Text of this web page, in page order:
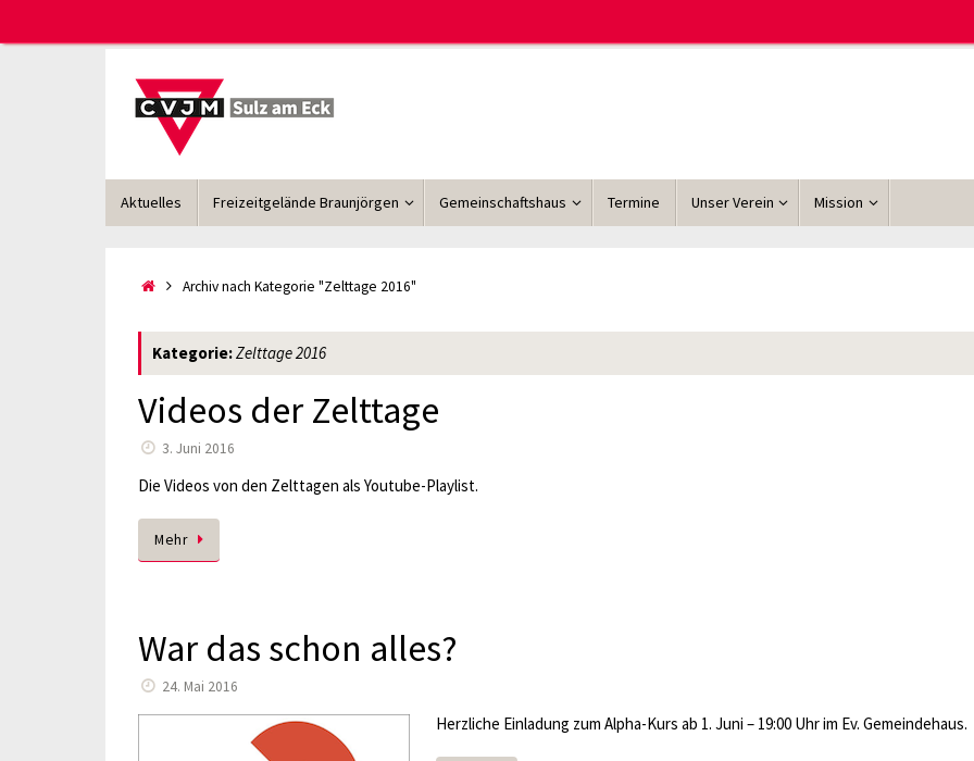
Inhalt
Inhalt
Aktuelles Freizeitgelände Braunjörgen Gemeinschaftshaus Termine Unser Verein Mission
StartArchiv nach Kategorie "Zelttage 2016"
Kategorie:Zelttage 2016
Videos der Zelttage
3. Juni 2016
Die Videos von den Zelttagen als Youtube-Playlist.
Mehr
War das schon alles?
24. Mai 2016
Herzliche Einladung zum Alpha-Kurs ab 1. Juni – 19:00 Uhr im Ev. Gemeindehaus.